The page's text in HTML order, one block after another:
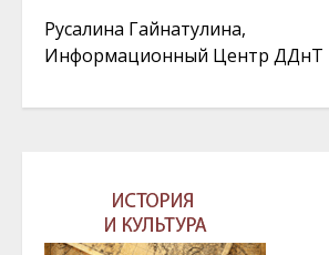
Русалина Гайнатулина,
Информационный Центр ДДнТ